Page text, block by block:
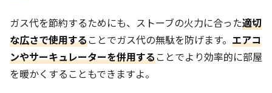
ガス代を節約するためにも、ストーブの火力に合った適切
な広さで使用することでガス代の無駄を防げます。 エアコ
ンやサーキュレーターを併用することでより効率的に部屋
を暖かくすることもできますよ。